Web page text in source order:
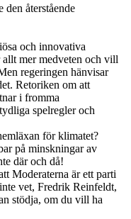
återstående
och innovativa
mer medveten och vill
regeringen hänvisar
Retoriken om att
i fromma
spelregler och
för klimatet?
på minskningar av
där och då!
Moderaterna är ett parti
vet, Fredrik Reinfeldt,
stödja, om du vill ha